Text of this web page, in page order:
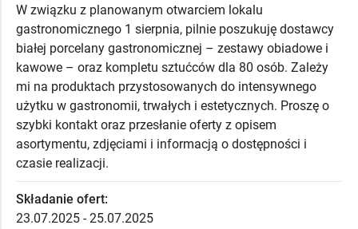
W związku z planowanym otwarciem lokalu
gastronomicznego 1 sierpnia, pilnie poszukuję dostawcy
białej porcelany gastronomicznej – zestawy obiadowe i
kawowe – oraz kompletu sztućców dla 80 osób. Zależy
mi na produktach przystosowanych do intensywnego
użytku w gastronomii, trwałych i estetycznych. Proszę o
szybki kontakt oraz przesłanie oferty z opisem
asortymentu, zdjęciami i informacją o dostępności i
czasie realizacji.
Składanie ofert:
23.07.2025 - 25.07.2025